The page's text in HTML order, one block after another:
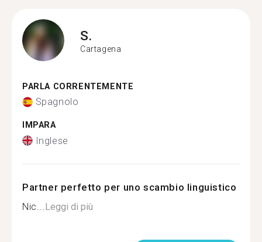
S.
Cartagena
PARLA CORRENTEMENTE
Spagnolo
IMPARA
Inglese
Partner perfetto per uno scambio linguistico
Nic... Leggi di più